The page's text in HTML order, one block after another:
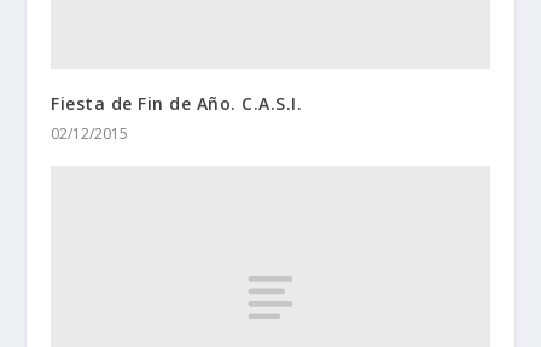
Fiesta de Fin de Año. C.A.S.I.
02/12/2015